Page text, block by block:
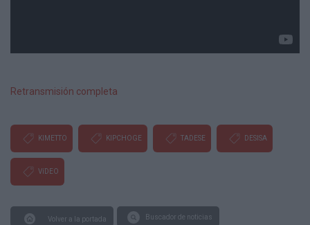
Retransmisión completa
KIMETTO KIPCHOGE TADESE DESISA
VíDEO
Volver a la portada Buscador de noticias